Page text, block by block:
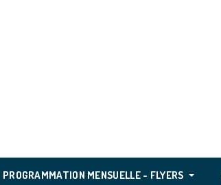
PROGRAMMATION MENSUELLE - FLYERS